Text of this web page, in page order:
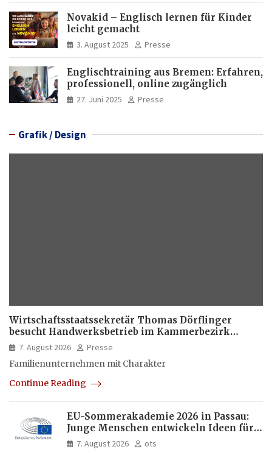
Novakid – Englisch lernen für Kinder
leicht gemacht
3. August 2025 Presse
Englischtraining aus Bremen: Erfahren,
professionell, online zugänglich
27. Juni 2025 Presse
Grafik / Design
Wirtschaftsstaatssekretär Thomas Dörflinger
besucht Handwerksbetrieb im Kammerbezirk
Freiburg
7. August 2026
Presse
Familienunternehmen mit Charakter
Continue Reading
EU-Sommerakademie 2026 in Passau:
Junge Menschen entwickeln Ideen für
Europas Zukunft
7. August 2026 ots